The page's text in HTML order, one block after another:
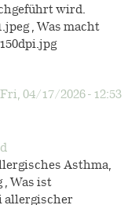
wird.
, Was macht
Fri, 04/17/2026 - 12:53
Asthma,
, Was ist
allergischer